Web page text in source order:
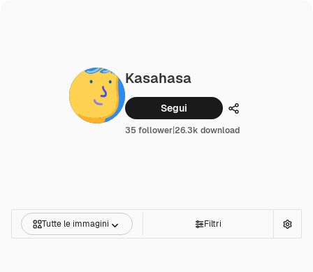
Kasahasa
Segui Condividi
35 follower|26.3k download
Tutte le immagini Filtri